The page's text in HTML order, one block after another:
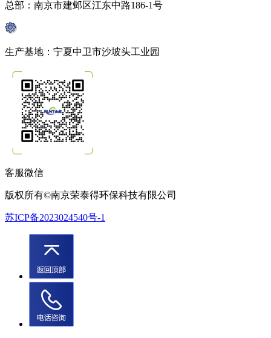
总部：南京市建邺区江东中路186-1号
生产基地：宁夏中卫市沙坡头工业园
客服微信
版权所有©南京荣泰得环保科技有限公司
苏ICP备2023024540号-1